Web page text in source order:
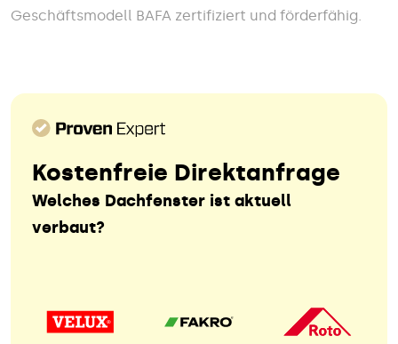
Geschäftsmodell BAFA zertifiziert und förderfähig.
Kostenfreie Direktanfrage
Welches Dachfenster ist aktuell
verbaut?